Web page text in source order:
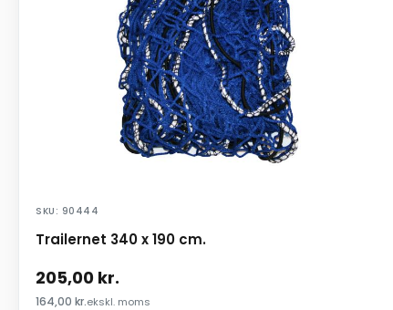
SKU: 90444
Trailernet 340 x 190 cm.
205,00 kr.
164,00 kr.ekskl. moms